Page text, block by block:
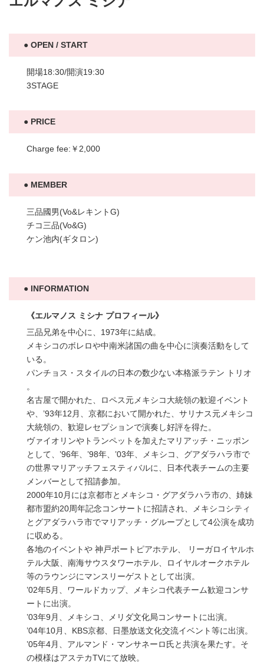
OPEN / START
開場18:30/開演19:30
3STAGE
PRICE
Charge fee:￥2,000
MEMBER
三品國男(Vo&レキントG)
チコ三品(Vo&G)
ケン池内(ギタロン)
INFORMATION
《エルマノス ミシナ プロフィール》
三品兄弟を中心に、1973年に結成。
メキシコのボレロや中南米諸国の曲を中心に演奏活動をして
いる。
パンチョス・スタイルの日本の数少ない本格派ラテン トリオ
。
名古屋で開かれた、ロペス元メキシコ大統領の歓迎イベント
や、’93年12月、京都において開かれた、サリナス元メキシコ
大統領の、歓迎レセプションで演奏し好評を得た。
ヴァイオリンやトランペットを加えたマリアッチ・ニッポン
として、’96年、’98年、’03年、メキシコ、グアダラハラ市で
の世界マリアッチフェスティバルに、日本代表チームの主要
メンバーとして招請参加。
2000年10月には京都市とメキシコ・グアダラハラ市の、姉妹
都市盟約20周年記念コンサートに招請され、メキシコシティ
とグアダラハラ市でマリアッチ・グループとして4公演を成功
に収める。
各地のイベントや 神戸ポートピアホテル、 リーガロイヤルホ
テル大阪、南海サウスタワーホテル、ロイヤルオークホテル
等のラウンジにマンスリーゲストとして出演。
’02年5月、ワールドカップ、メキシコ代表チーム歓迎コンサ
ートに出演。
’03年9月、メキシコ、メリダ文化局コンサートに出演。
’04年10月、KBS京都、日墨放送文化交流イベント等に出演。
’05年4月、アルマンド・マンサネーロ氏と共演を果たす。そ
の模様はアステカTVにて放映。